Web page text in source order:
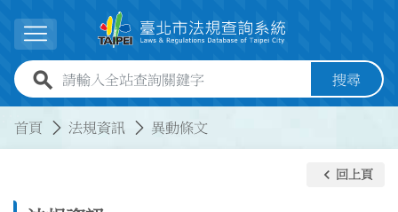
展開選單
全站查詢關鍵字欄位 搜尋
首頁 法規資訊 異動條文
keyboard_arrow_left 回上頁